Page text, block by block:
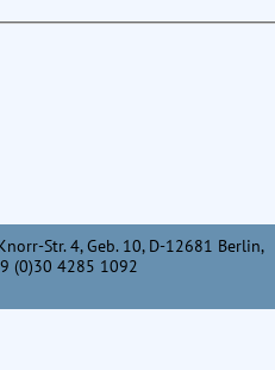
Str. 4, Geb. 10, D-12681 Berlin,
(0)30 4285 1092